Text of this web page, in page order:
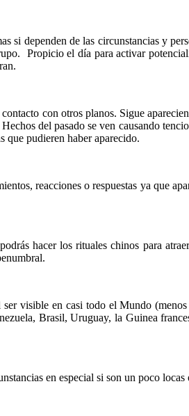
si dependen de las circunstancias y
Propicio el día para activar
con otros planos. Sigue
del pasado se ven causando
que pudieren haber aparecido.
reacciones o respuestas ya que
hacer los rituales chinos para
visible en casi todo el Mundo
Brasil, Uruguay, la Guinea
en especial si son un poco locas